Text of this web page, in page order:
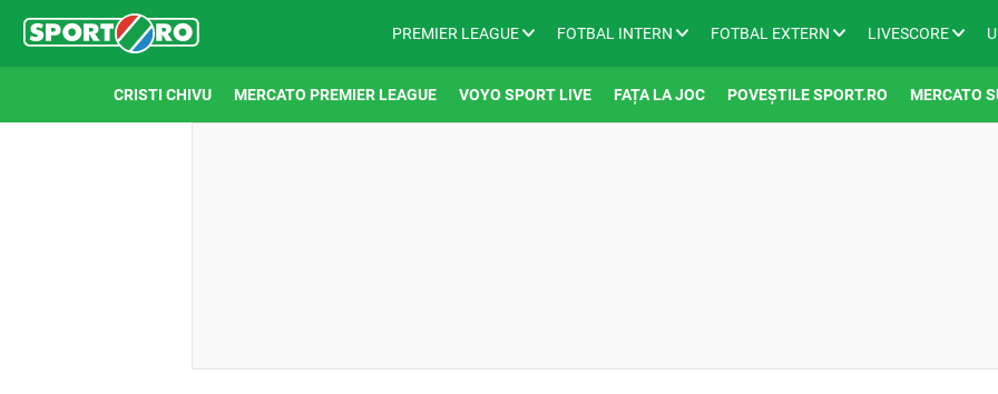
PREMIER LEAGUE FOTBAL INTERN FOTBAL EXTERN LIVESCORE
CRISTI CHIVU MERCATO PREMIER LEAGUE VOYO SPORT LIVE FAȚA LA JOC POVEȘTILE SPORT.RO MERCATO